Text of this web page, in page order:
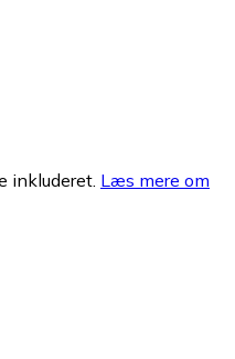
inkluderet. Læs mere om